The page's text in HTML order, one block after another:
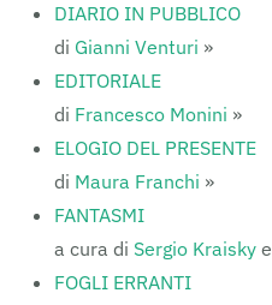
DIARIO IN PUBBLICO
di Gianni Venturi »
EDITORIALE
di Francesco Monini »
ELOGIO DEL PRESENTE
di Maura Franchi »
FANTASMI
a cura di Sergio Kraisky e
FOGLI ERRANTI